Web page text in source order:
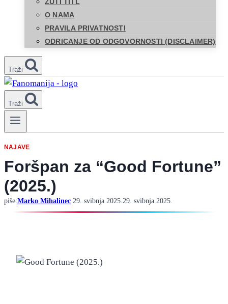
O NAMA
PRAVILA PRIVATNOSTI
ODRICANJE OD ODGOVORNOSTI (DISCLAIMER)
Traži
Traži
NAJAVE
Foršpan za “Good Fortune”
(2025.)
piše:Marko Mihalinec 29. svibnja 2025.29. svibnja 2025.